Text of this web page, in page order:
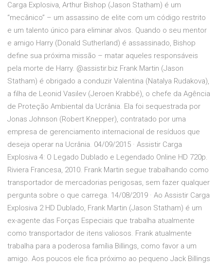
Carga Explosiva, Arthur Bishop (Jason Statham) é um
“mecânico” – um assassino de elite com um código restrito
e um talento único para eliminar alvos. Quando o seu mentor
e amigo Harry (Donald Sutherland) é assassinado, Bishop
define sua próxima missão – matar aqueles responsáveis
pela morte de Harry. @assistir.biz Frank Martin (Jason
Statham) é obrigado a conduzir Valentina (Natalya Rudakova),
a filha de Leonid Vasilev (Jeroen Krabbé), o chefe da Agência
de Proteção Ambiental da Ucrânia. Ela foi sequestrada por
Jonas Johnson (Robert Knepper), contratado por uma
empresa de gerenciamento internacional de resíduos que
deseja operar na Ucrânia. 04/09/2015 · Assistir Carga
Explosiva 4: O Legado Dublado e Legendado Online HD 720p.
Riviera Francesa, 2010. Frank Martin segue trabalhando como
transportador de mercadorias perigosas, sem fazer qualquer
pergunta sobre o que carrega. 14/08/2019 · Ao Assistir Carga
Explosiva 2 HD Dublado, Frank Martin (Jason Statham) é um
ex-agente das Forças Especiais que trabalha atualmente
como transportador de itens valiosos. Frank atualmente
trabalha para a poderosa família Billings, como favor a um
amigo. Aos poucos ele fica próximo ao pequeno Jack Billings